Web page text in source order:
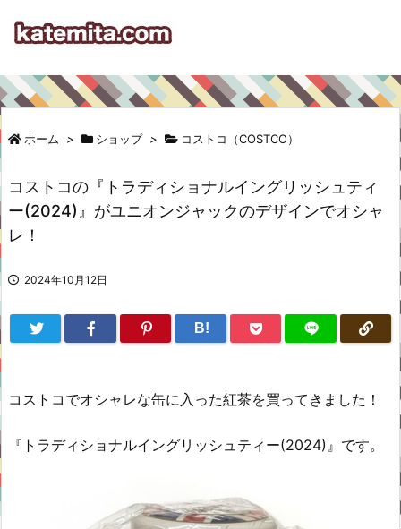
ホーム > ショップ > コストコ（COSTCO）
コストコの『トラディショナルイングリッシュティ
ー(2024)』がユニオンジャックのデザインでオシャ
レ！
2024年10月12日
B!
コストコでオシャレな缶に入った紅茶を買ってきました！
『トラディショナルイングリッシュティー(2024)』です。